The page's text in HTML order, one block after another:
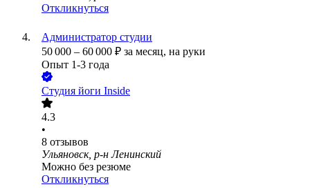
Откликнуться
Администратор студии
50 000 – 60 000 ₽ за месяц, на руки
Опыт 1-3 года
Студия йоги Inside
4.3
•
8 отзывов
Ульяновск, р-н Ленинский
Можно без резюме
Откликнуться